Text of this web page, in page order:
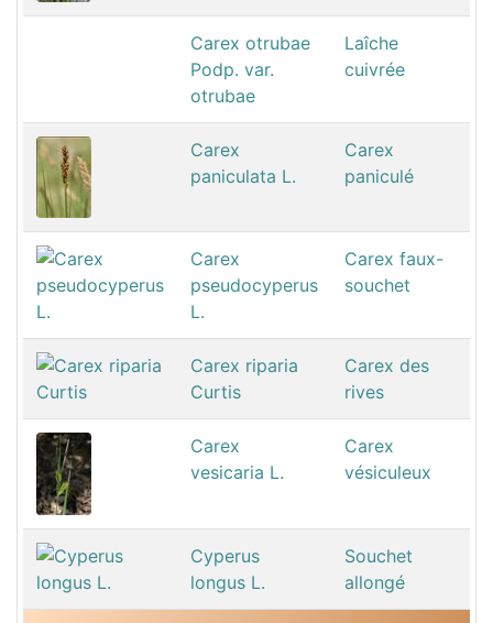
Carex otrubae
Podp. var.
otrubae
Laîche
cuivrée
Carex
paniculata L.
Carex
paniculé
Carex
pseudocyperus
L.
Carex faux-
souchet
Carex riparia
Curtis
Carex des
rives
Carex
vesicaria L.
Carex
vésiculeux
Cyperus
longus L.
Souchet
allongé